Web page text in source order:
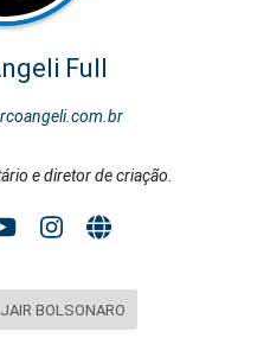
Full
e diretor de criação.
JAIR BOLSONARO